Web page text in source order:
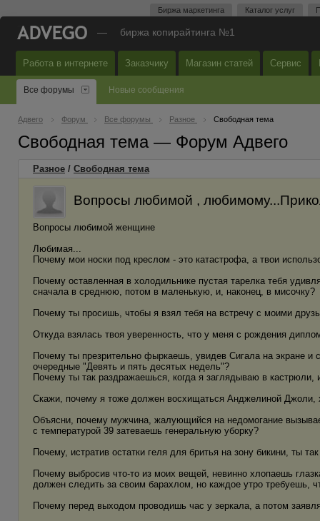
Биржа маркетинга Каталог услуг
— биржа копирайтинга №1
Работа в интернете Заказчику Магазин статей Сервис
Все форумы Новые сообщения
Адвего Форум Все форумы Разное Свободная тема
Свободная тема — Форум Адвего
Разное / Свободная тема
Вопросы любимой ,
Вопросы любимой женщине
Любимая...
Почему мои носки под креслом - это катастрофа, а твои
Почему оставленная в холодильнике пустая тарелка тебя
сначала в среднюю, потом в маленькую, и, наконец, в мисочку?
Почему ты просишь, чтобы я взял тебя на встречу с моими
Откуда взялась твоя уверенность, что у меня с рождения
Почему ты презрительно фыркаешь, увидев Сигала на экране и
очередные "Девять и пять десятых недель"?
Почему ты так раздражаешься, когда я заглядываю в
Скажи, почему я тоже должен восхищаться Анджелиной
Объясни, почему мужчина, жалующийся на недомогание
с температурой 39 затеваешь генеральную уборку?
Почему, истратив остатки геля для бритья на зону бикини, ты
Почему выбросив что-то из моих вещей, невинно хлопаешь
должен следить за своим барахлом, но каждое утро требуешь,
Почему перед выходом проводишь час у зеркала, а потом